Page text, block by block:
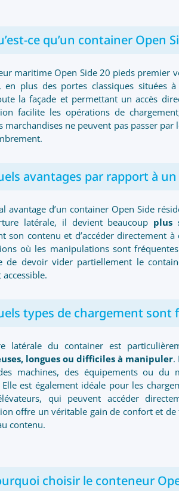
ce qu’un container Open
maritime Open Side 20 pieds premier
en plus des portes classiques situées à
la façade et permettant un accès
facilite les opérations de
marchandises ne peuvent pas passer
avantages par rapport à
avantage d’un container Open Side
latérale, il devient beaucoup plus
son contenu et d’accéder directement
où les manipulations sont
de devoir vider partiellement le
types de chargement sont
latérale du container est
longues ou difficiles à manipuler.
machines, des équipements ou
est également idéale pour les
qui peuvent accéder
offre un véritable gain de confort et
contenu.
choisir le conteneur